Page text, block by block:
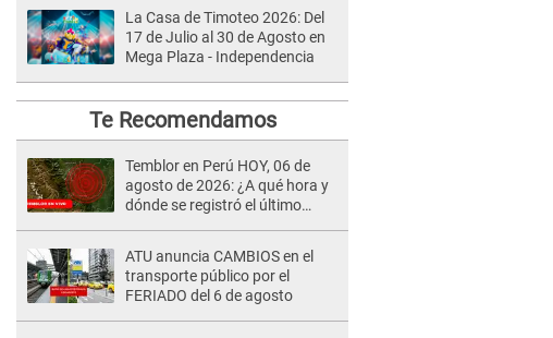
La Casa de Timoteo 2026: Del
17 de Julio al 30 de Agosto en
Mega Plaza - Independencia
Te Recomendamos
Temblor en Perú HOY, 06 de
agosto de 2026: ¿A qué hora y
dónde se registró el último
ATU anuncia CAMBIOS en el
transporte público por el
FERIADO del 6 de agosto